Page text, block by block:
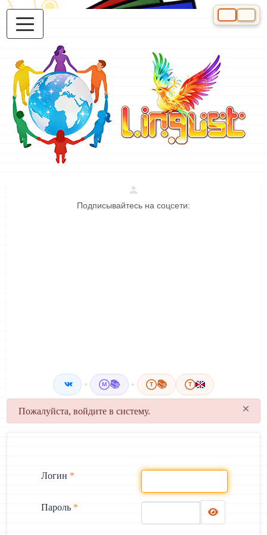
Подписывайтесь на соцсети:
• M 📚 • T 📚 T
×
danger
Пожалуйста, войдите в систему.
Логин *
Пароль*
Показать